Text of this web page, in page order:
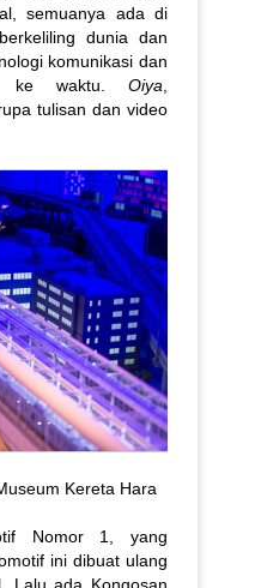
semuanya ada di
dunia dan
komunikasi dan
ke waktu. Oiya
tulisan dan video
Kereta Hara
Nomor 1, yang
ini dibuat ulang
Lalu ada Kongosan